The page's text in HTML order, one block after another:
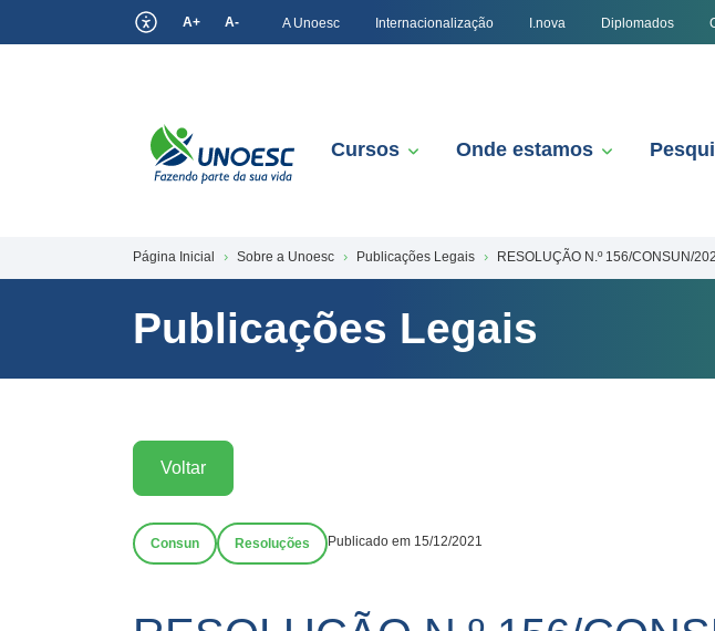
A+ A- A Unoesc Internacionalização I.nova Diplomados
Cursos Onde estamos
Página Inicial Sobre a Unoesc Publicações Legais RESOLUÇÃO N.º 156/CONSUN/
Publicações Legais
Voltar
Consun Resoluções Publicado em 15/12/2021